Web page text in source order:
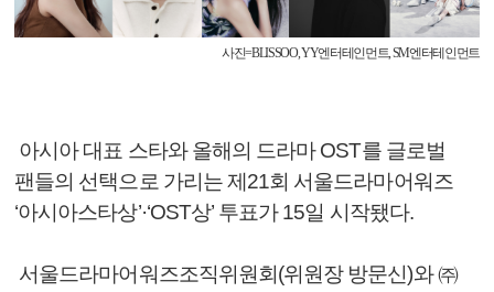
사진=BLISSOO, YY엔터테인먼트, SM엔터테인먼트
아시아 대표 스타와 올해의 드라마 OST를 글로벌
팬들의 선택으로 가리는 제21회 서울드라마어워즈
‘아시아스타상’·‘OST상’ 투표가 15일 시작됐다.
서울드라마어워즈조직위원회(위원장 방문신)와 ㈜